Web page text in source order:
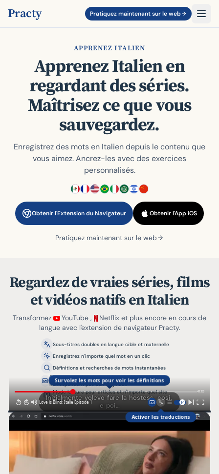
Practy Pratiquez maintenant sur le web
APPRENEZ ITALIEN
Apprenez Italien en
regardant des séries.
Maîtrisez ce que vous
sauvegardez.
Enregistrez des mots en Italien depuis le contenu que
vous aimez. Ancrez-les avec des exercices
personnalisés.
Obtenir l'Extension du Navigateur Obtenir l'App iOS
Pratiquez maintenant sur le web
Regardez de vraies séries, films
et vidéos natifs en Italien
Transformez YouTube, Netflixet plus encore en cours de
langue avec l'extension de navigateur Practy.
Sous-titres doubles en langue cible et maternelle
Enregistrez n'importe quel mot en un clic
Définitions et recherches de mots instantanées
Sous-titres générés quand les doublages ne
correspondent pas aux originaux
Mode lecture pour articles et n'importe quel site
web
Survolez les mots pour voir les définitions
Inizialmente volevo fare la hostess, così,
e poi…
41:10
10 10 Love is Blind: Italie Épisode 1
Activer les traductions
Essayer l'Extension du Navigateur